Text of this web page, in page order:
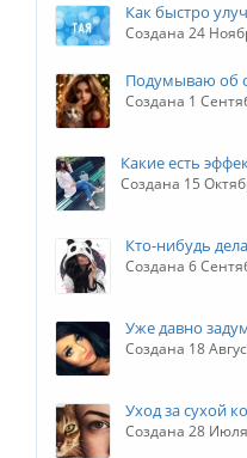
Как быстро
Создана 24
Подумываю об
Создана 1
Какие есть
Создана 15
Кто-нибудь
Создана 6
Уже давно
Создана 18
Уход за сухой
Создана 28